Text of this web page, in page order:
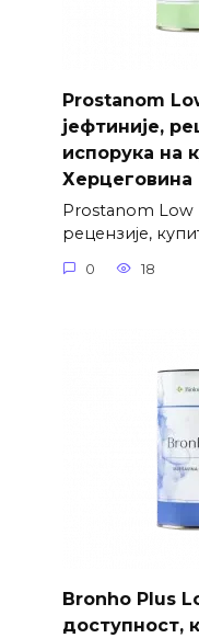
Prostanom
јефтиније,
испорука на
Херцеговина
Prostanom Low
рецензије,
0 18
Bronho Plus
доступност,